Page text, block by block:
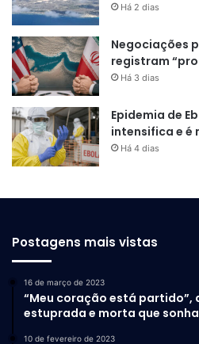
Há 2 dias
Negociações
registram
Há 3 dias
Epidemia de
intensifica e é
Há 4 dias
Postagens mais vistas
16 de março de 2023
“Meu coração está partido”,
estuprada e morta que
10 de fevereiro de 2023